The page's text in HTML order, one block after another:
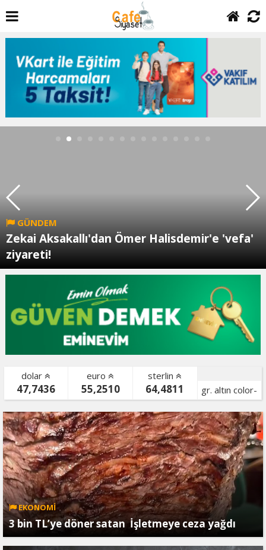
GÜNDEM
Zekai Aksakallı'dan Ömer Halisdemir'e 'vefa'
ziyareti!
dolar
47,7436
euro
55,2510
sterlin
64,4811
gr. altın color-
bist color-
EKONOMİ
3 bin TL’ye döner satan İşletmeye ceza yağdı